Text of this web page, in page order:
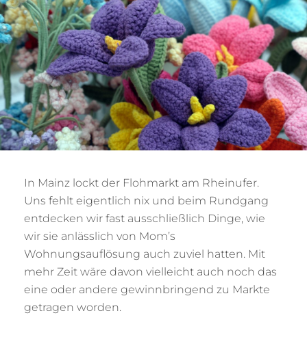
In Mainz lockt der Flohmarkt am Rheinufer.
Uns fehlt eigentlich nix und beim Rundgang
entdecken wir fast ausschließlich Dinge, wie
wir sie anlässlich von Mom’s
Wohnungsauflösung auch zuviel hatten. Mit
mehr Zeit wäre davon vielleicht auch noch das
eine oder andere gewinnbringend zu Markte
getragen worden.